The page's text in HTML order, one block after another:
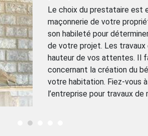
Le choix du prestataire est
maçonnerie de votre
son habileté pour
de votre projet. Les
hauteur de vos attentes. Il
concernant la création du
votre habitation. Fiez-vous
l’entreprise pour travaux